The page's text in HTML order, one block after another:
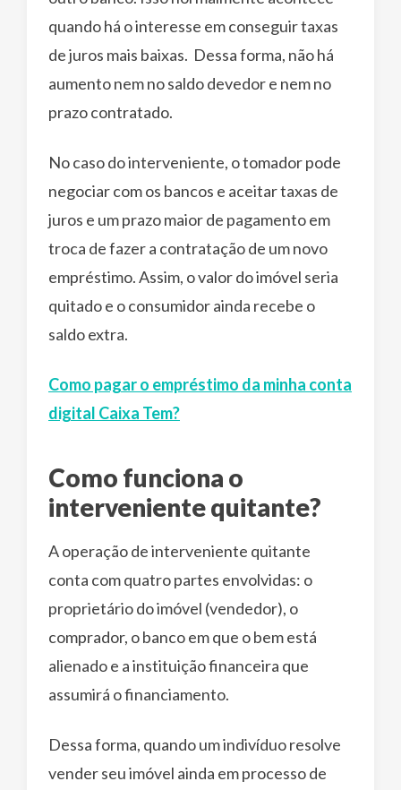
quando há o interesse em conseguir taxas
de juros mais baixas. Dessa forma, não há
aumento nem no saldo devedor e nem no
prazo contratado.
No caso do interveniente, o tomador pode
negociar com os bancos e aceitar taxas de
juros e um prazo maior de pagamento em
troca de fazer a contratação de um novo
empréstimo. Assim, o valor do imóvel seria
quitado e o consumidor ainda recebe o
saldo extra.
Como pagar o empréstimo da minha conta
digital Caixa Tem?
Como funciona o
interveniente quitante?
A operação de interveniente quitante
conta com quatro partes envolvidas: o
proprietário do imóvel (vendedor), o
comprador, o banco em que o bem está
alienado e a instituição financeira que
assumirá o financiamento.
Dessa forma, quando um indivíduo resolve
vender seu imóvel ainda em processo de